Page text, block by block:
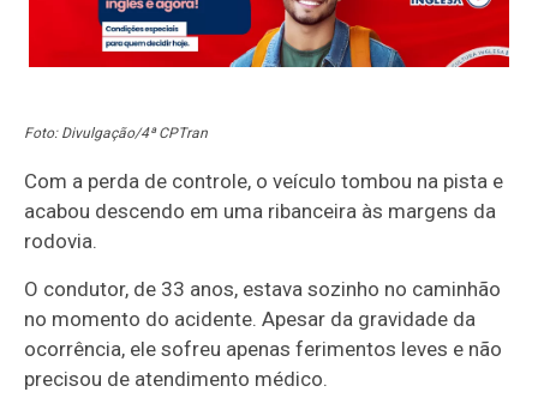
Foto: Divulgação/4ª CPTran
Com a perda de controle, o veículo tombou na pista e
acabou descendo em uma ribanceira às margens da
rodovia.
O condutor, de 33 anos, estava sozinho no caminhão
no momento do acidente. Apesar da gravidade da
ocorrência, ele sofreu apenas ferimentos leves e não
precisou de atendimento médico.